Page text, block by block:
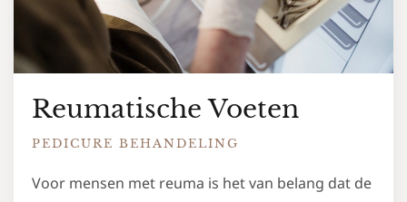
Reumatische Voeten
PEDICURE BEHANDELING
Voor mensen met reuma is het van belang dat de